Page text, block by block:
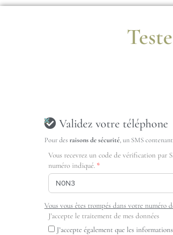
Validez votre téléphone
Pour des raisons de sécurité, un SMS
Vous recevrez un code de vérification par
numéro indiqué.
Vous vous êtes trompés dans votre numéro
J'accepte le traitement de mes données
J’accepte également que les